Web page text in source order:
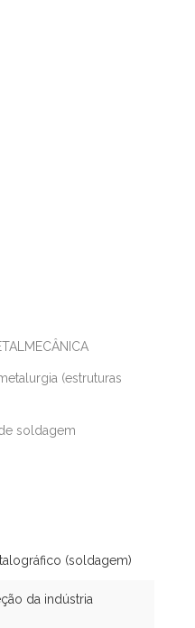
(estruturas
soldagem
(soldagem)
da indústria